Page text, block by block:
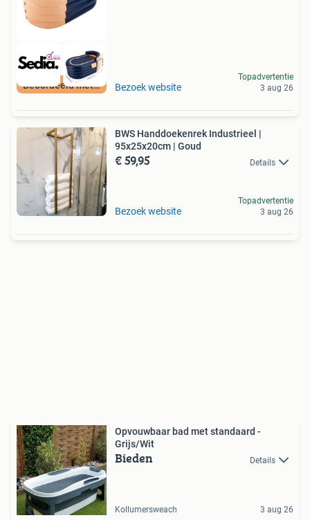
Beoordeeld met 9+ Bezoek website
Topadvertentie
3 aug 26
BWS Handdoekenrek Industrieel |
95x25x20cm | Goud
€ 59,95 Details
Bezoek website
Topadvertentie
3 aug 26
Opvouwbaar bad met standaard -
Grijs/Wit
Bieden Details
Kollumersweach 3 aug 26